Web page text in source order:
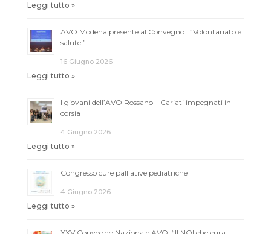
Leggi tutto »
AVO Modena presente al Convegno : “Volontariato è
salute!”
16 Giugno 2026
Leggi tutto »
I giovani dell’AVO Rossano – Cariati impegnati in
corsia
4 Giugno 2026
Leggi tutto »
Congresso cure palliative pediatriche
4 Giugno 2026
Leggi tutto »